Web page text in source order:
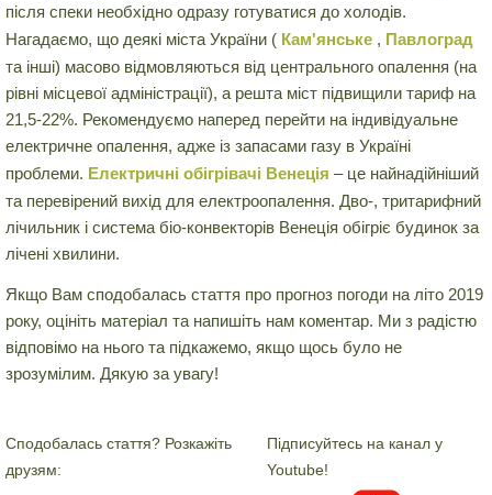
після спеки необхідно одразу готуватися до холодів.
Нагадаємо, що деякі міста України ( Кам'янське , Павлоград
та інші) масово відмовляються від центрального опалення (на
рівні місцевої адміністрації), а решта міст підвищили тариф на
21,5-22%. Рекомендуємо наперед перейти на індивідуальне
електричне опалення, адже із запасами газу в Україні
проблеми. Електричні обігрівачі Венеція – це найнадійніший
та перевірений вихід для електроопалення. Дво-, тритарифний
лічильник і система біо-конвекторів Венеція обігріє будинок за
лічені хвилини.
Якщо Вам сподобалась стаття про прогноз погоди на літо 2019
року, оцініть матеріал та напишіть нам коментар. Ми з радістю
відповімо на нього та підкажемо, якщо щось було не
зрозумілим. Дякую за увагу!
Сподобалась стаття? Розкажіть
друзям:
Підписуйтесь на канал у
Youtube!